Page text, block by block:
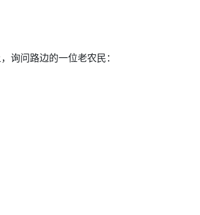
询问路边的一位老农民：